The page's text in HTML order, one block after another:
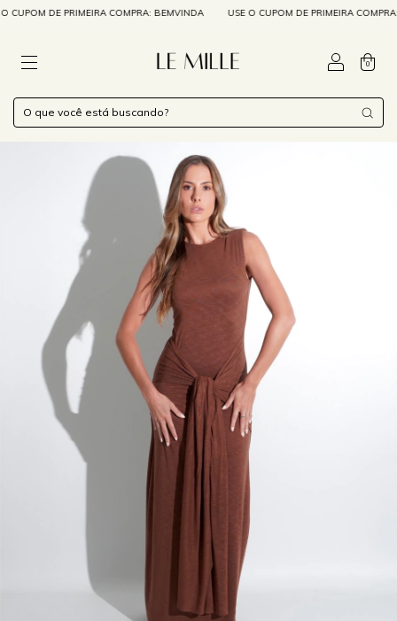
DE PRIMEIRA COMPRA: BEMVINDA USE O CUPOM DE PRIMEIRA COMPRA:
0